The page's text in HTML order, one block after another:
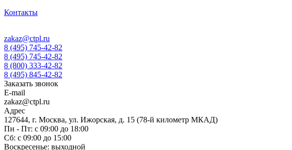
Контакты
zakaz@ctpl.ru
8 (495) 745-42-82
8 (495) 745-42-82
8 (800) 333-42-82
8 (495) 845-42-82
Заказать звонок
E-mail
zakaz@ctpl.ru
Адрес
127644, г. Москва, ул. Ижорская, д. 15 (78-й километр МКАД)
Пн - Пт: с 09:00 до 18:00
Сб: с 09:00 до 15:00
Воскресенье: выходной